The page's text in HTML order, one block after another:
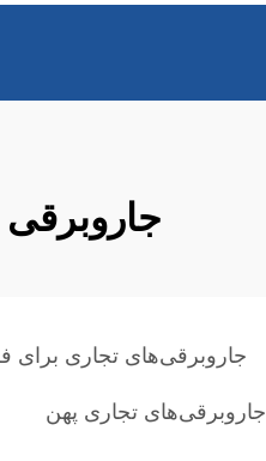
جاروبرقی‌های تجاری برای
جاروبرقی‌های تجاری پهن